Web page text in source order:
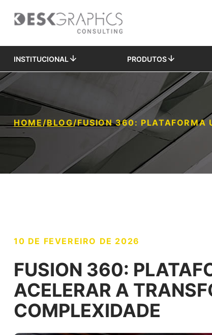
INSTITUCIONAL PRODUTOS
HOME/BLOG/FUSION 360: PLATAFORMA
10 DE FEVEREIRO DE 2026
FUSION 360:
ACELERAR A
COMPLEXIDADE